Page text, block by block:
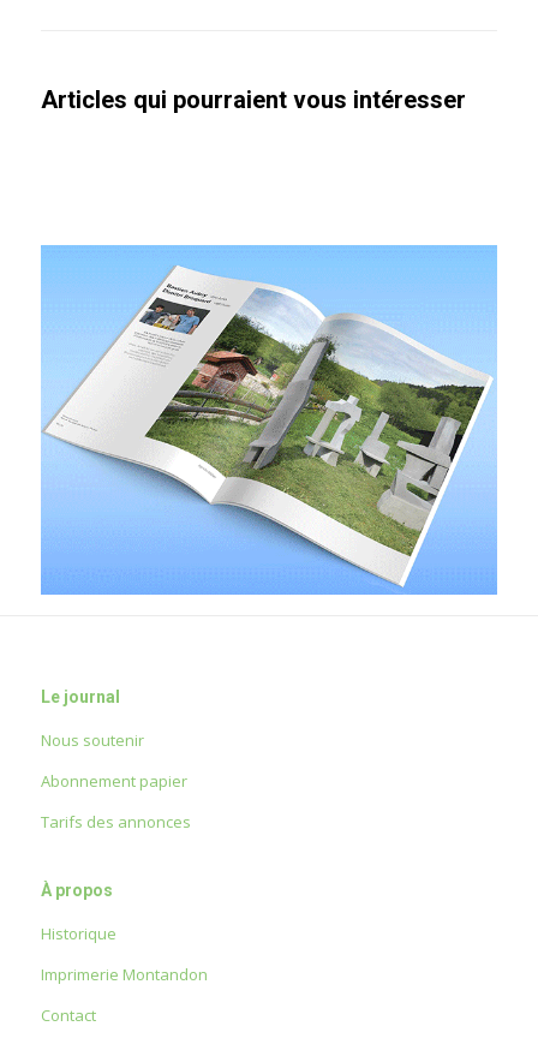
Articles qui pourraient vous intéresser
Le journal
Nous soutenir
Abonnement papier
Tarifs des annonces
À propos
Historique
Imprimerie Montandon
Contact